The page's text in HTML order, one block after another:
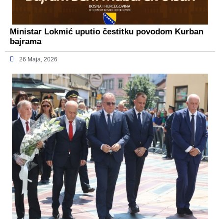
Ministar Lokmić uputio čestitku povodom Kurban
bajrama
26 Maja, 2026